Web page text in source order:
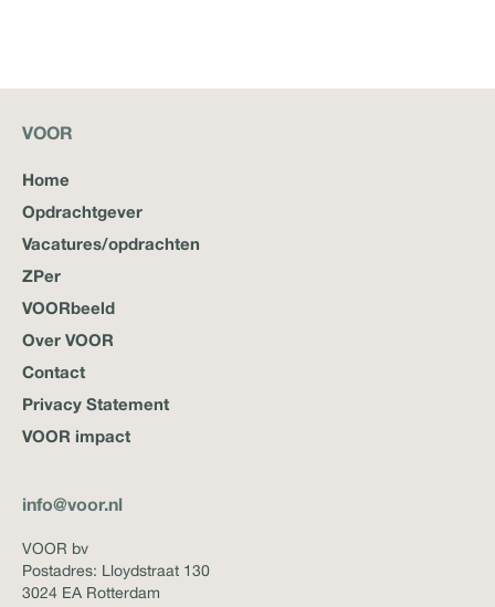
VOOR
Home
Opdrachtgever
Vacatures/opdrachten
ZPer
VOORbeeld
Over VOOR
Contact
Privacy Statement
VOOR impact
info@voor.nl
VOOR bv
Postadres: Lloydstraat 130
3024 EA Rotterdam